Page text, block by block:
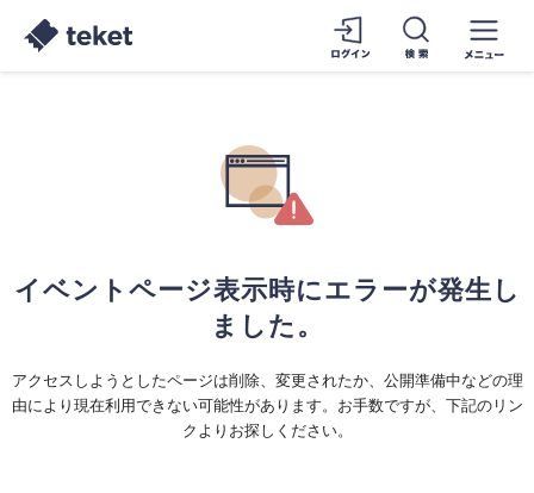
イベントページ表示時にエラーが発生し
ました。
アクセスしようとしたページは削除、変更されたか、公開準備中などの理
由により現在利用できない可能性があります。お手数ですが、下記のリン
クよりお探しください。